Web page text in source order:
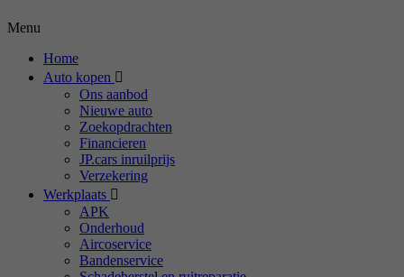
Menu
Home
Auto kopen
Ons aanbod
Nieuwe auto
Zoekopdrachten
Financieren
JP.cars inruilprijs
Verzekering
Werkplaats
APK
Onderhoud
Aircoservice
Bandenservice